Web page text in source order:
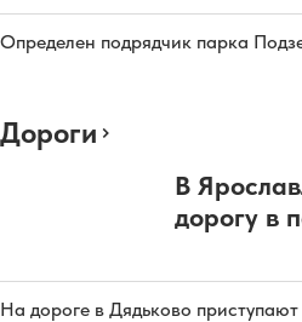
Определен подрядчик парка
Дороги
В
дорогу в
На дороге в Дядьково